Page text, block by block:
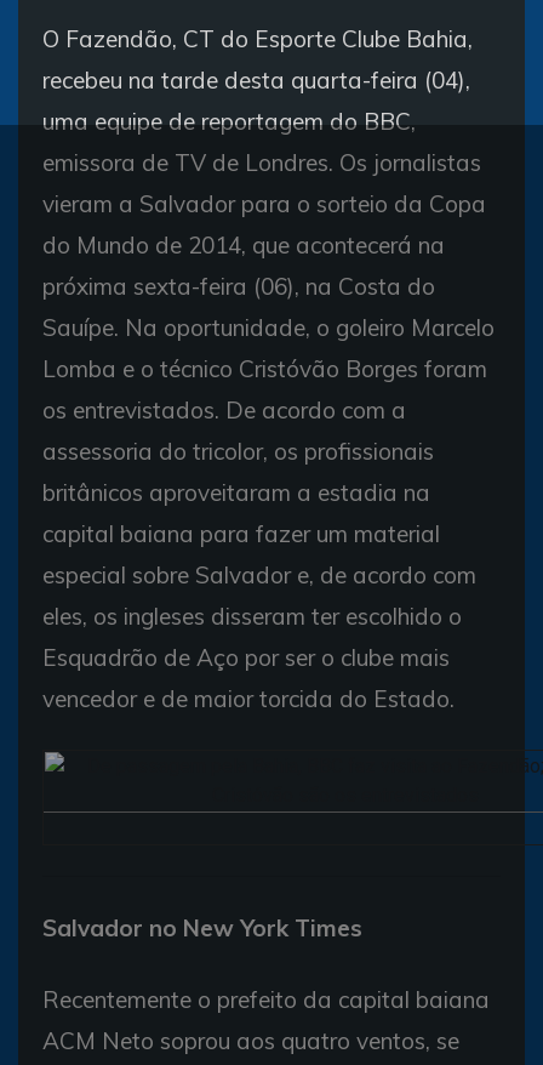
O Fazendão, CT do Esporte Clube Bahia,
recebeu na tarde desta quarta-feira (04),
uma equipe de reportagem do BBC,
emissora de TV de Londres. Os jornalistas
vieram a Salvador para o sorteio da Copa
do Mundo de 2014, que acontecerá na
próxima sexta-feira (06), na Costa do
Sauípe. Na oportunidade, o goleiro Marcelo
Lomba e o técnico Cristóvão Borges foram
os entrevistados. De acordo com a
assessoria do tricolor, os profissionais
britânicos aproveitaram a estadia na
capital baiana para fazer um material
especial sobre Salvador e, de acordo com
eles, os ingleses disseram ter escolhido o
Esquadrão de Aço por ser o clube mais
vencedor e de maior torcida do Estado.
Salvador no New York Times
Recentemente o prefeito da capital baiana
ACM Neto soprou aos quatro ventos, se